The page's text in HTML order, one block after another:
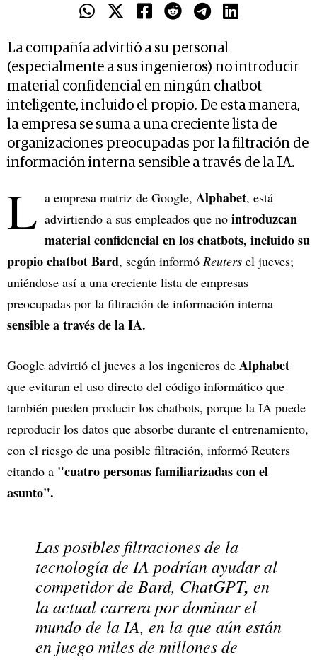
La compañía advirtió a su personal
(especialmente a sus ingenieros) no introducir
material confidencial en ningún chatbot
inteligente, incluido el propio. De esta manera,
la empresa se suma a una creciente lista de
organizaciones preocupadas por la filtración de
información interna sensible a través de la IA.
L a empresa matriz de Google, Alphabet, está
advirtiendo a sus empleados que no introduzcan
material confidencial en los chatbots, incluido su
propio chatbot Bard, según informó Reuters el jueves;
uniéndose así a una creciente lista de empresas
preocupadas por la filtración de información interna
sensible a través de la IA.
Google advirtió el jueves a los ingenieros de Alphabet
que evitaran el uso directo del código informático que
también pueden producir los chatbots, porque la IA puede
reproducir los datos que absorbe durante el entrenamiento,
con el riesgo de una posible filtración, informó Reuters
citando a "cuatro personas familiarizadas con el
asunto".
Las posibles filtraciones de la
tecnología de IA podrían ayudar al
competidor de Bard, ChatGPT, en
la actual carrera por dominar el
mundo de la IA, en la que aún están
en juego miles de millones de